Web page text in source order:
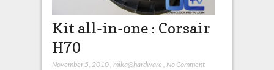
Kit all-in-one : Corsair
H70
November 5, 2010, mika@hardware , No Comment